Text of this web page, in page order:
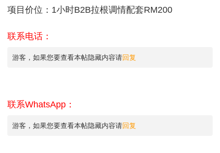
项目价位：1小时B2B拉根调情配套RM200
联系电话：
游客，如果您要查看本帖隐藏内容请回复
联系WhatsApp：
游客，如果您要查看本帖隐藏内容请回复